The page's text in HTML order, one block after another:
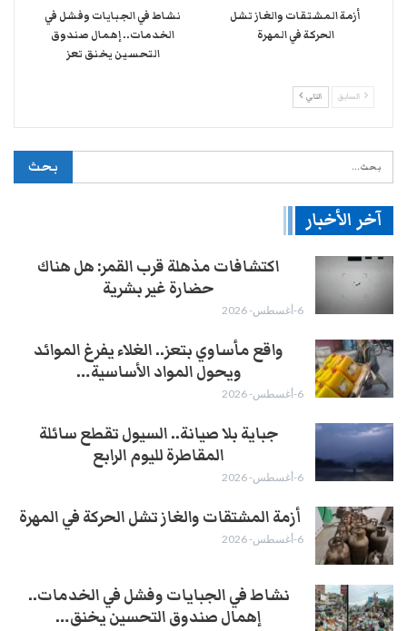
أزمة المشتقات والغاز تشل
الحركة في المهرة ​
نشاط في الجبايات وفشل في
الخدمات.. إهمال صندوق
التحسين يخنق تعز
السابق التالي
آخر الأخبار
اكتشافات مذهلة قرب القمر: هل هناك
حضارة غير بشرية
6-أغسطس- 2026
واقع مأساوي بتعز.. الغلاء يفرغ الموائد
ويحول المواد الأساسية…
6-أغسطس- 2026
جباية بلا صيانة.. السيول تقطع سائلة
المقاطرة لليوم الرابع
6-أغسطس- 2026
أزمة المشتقات والغاز تشل الحركة في المهرة ​
6-أغسطس- 2026
نشاط في الجبايات وفشل في الخدمات..
إهمال صندوق التحسين يخنق…